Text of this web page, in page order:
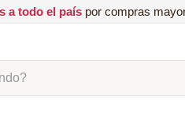
a todo el paíspor compras